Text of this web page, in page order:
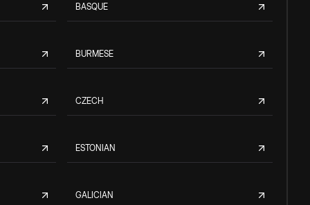
BASQUE
BURMESE
CZECH
ESTONIAN
GALICIAN